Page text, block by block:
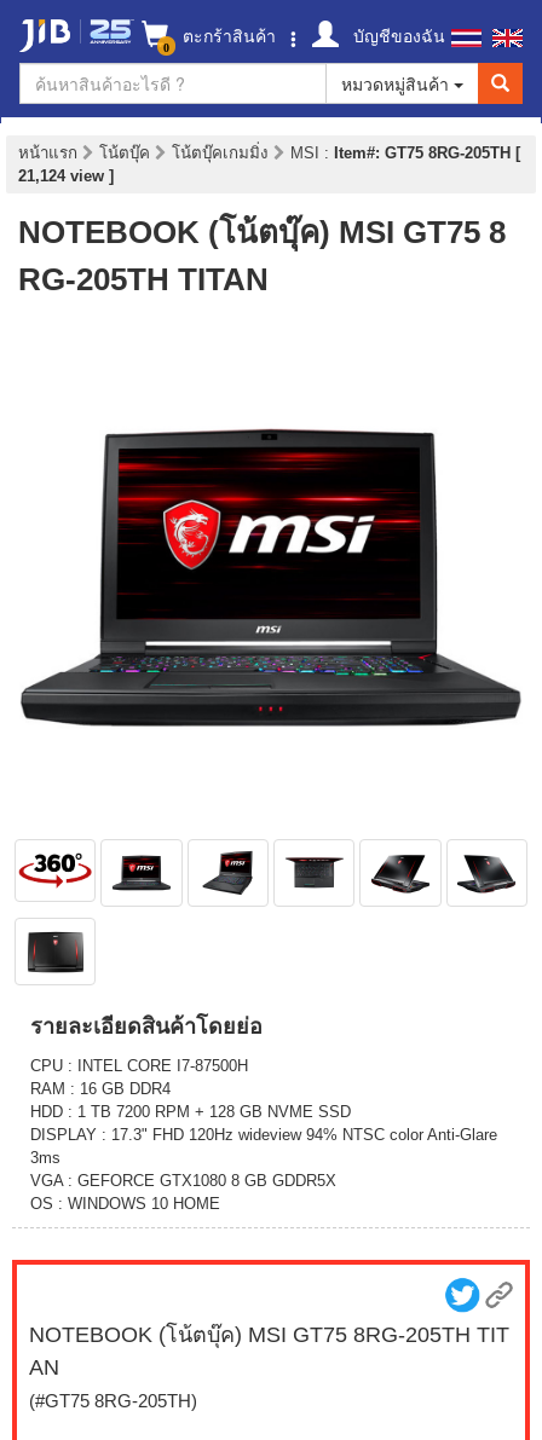
0 ตะกร้าสินค้า
บัญชีของฉัน
หมวดหมู่สินค้า
หน้าแรก โน้ตบุ๊ค โน้ตบุ๊คเกมมิ่ง MSI : Item#: GT75 8RG-205TH [
21,124 view ]
NOTEBOOK (โน้ตบุ๊ค) MSI GT75 8
RG-205TH TITAN
รายละเอียดสินค้าโดยย่อ
CPU : INTEL CORE I7-87500H
RAM : 16 GB DDR4
HDD : 1 TB 7200 RPM + 128 GB NVME SSD
DISPLAY : 17.3" FHD 120Hz wideview 94% NTSC color Anti-Glare
3ms
VGA : GEFORCE GTX1080 8 GB GDDR5X
OS : WINDOWS 10 HOME
NOTEBOOK (โน้ตบุ๊ค) MSI GT75 8RG-205TH TIT
AN
(#GT75 8RG-205TH)